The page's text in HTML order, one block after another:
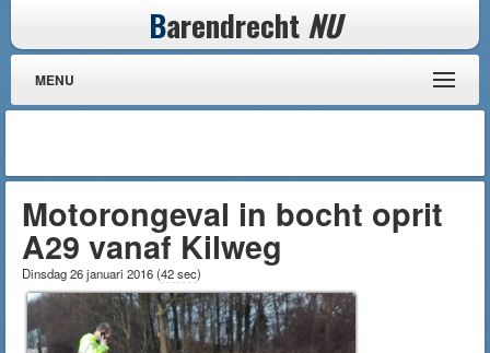
Barendrecht NU
MENU
Motorongeval in bocht oprit
A29 vanaf Kilweg
Dinsdag 26 januari 2016(42 sec)